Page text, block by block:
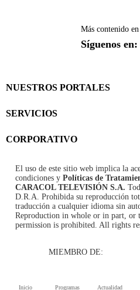
Inicio Programas Actualidad
Más contenido en
Síguenos en:
NUESTROS PORTALES
SERVICIOS
CORPORATIVO
El uso de este sitio web implica la
condiciones y Políticas de
CARACOL TELEVISIÓN S.A.
D.R.A. Prohibida su reproducción
traducción a cualquier idioma sin
Reproduction in whole or in part, or
permission is prohibited. All rights
MIEMBRO DE: